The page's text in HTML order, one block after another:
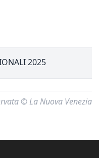
2025
© La Nuova Venezia